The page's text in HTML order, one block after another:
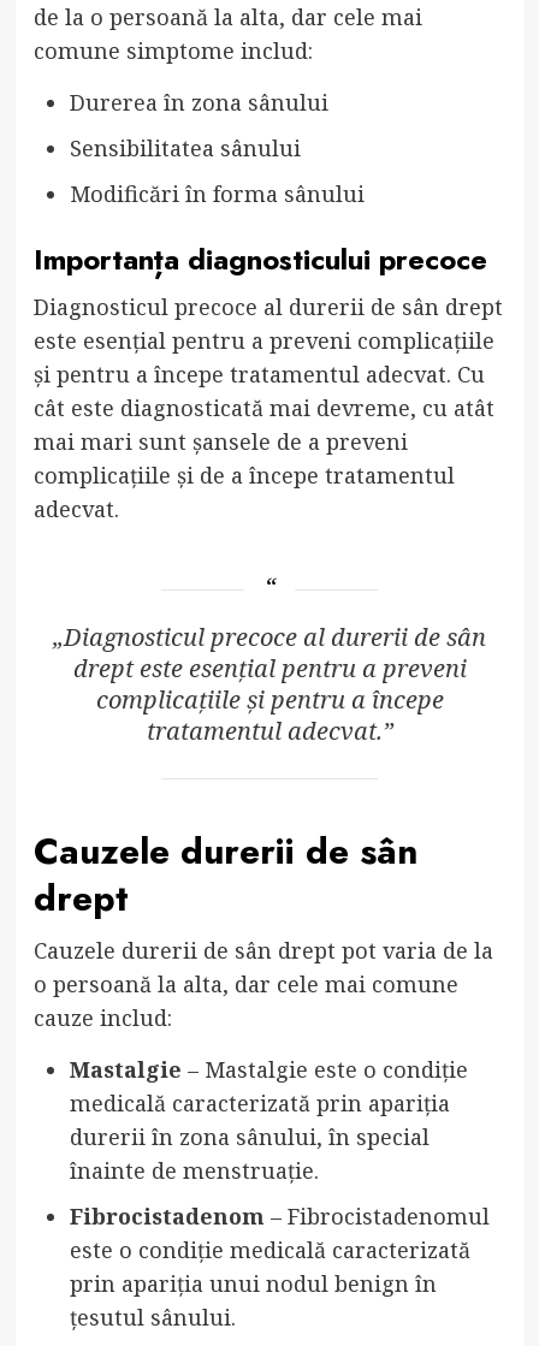
de la o persoană la alta, dar cele mai
comune simptome includ:
Durerea în zona sânului
Sensibilitatea sânului
Modificări în forma sânului
Importanța diagnosticului precoce
Diagnosticul precoce al durerii de sân drept
este esențial pentru a preveni complicațiile
și pentru a începe tratamentul adecvat. Cu
cât este diagnosticată mai devreme, cu atât
mai mari sunt șansele de a preveni
complicațiile și de a începe tratamentul
adecvat.
„Diagnosticul precoce al durerii de sân
drept este esențial pentru a preveni
complicațiile și pentru a începe
tratamentul adecvat.”
Cauzele durerii de sân
drept
Cauzele durerii de sân drept pot varia de la
o persoană la alta, dar cele mai comune
cauze includ:
Mastalgie – Mastalgie este o condiție
medicală caracterizată prin apariția
durerii în zona sânului, în special
înainte de menstruație.
Fibrocistadenom – Fibrocistadenomul
este o condiție medicală caracterizată
prin apariția unui nodul benign în
țesutul sânului.